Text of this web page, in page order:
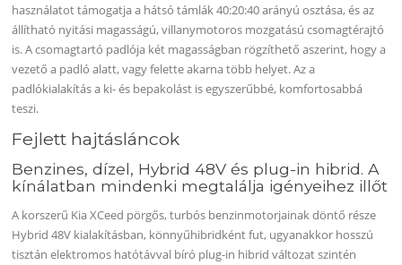
használatot támogatja a hátsó támlák 40:20:40 arányú osztása, és az
állítható nyitási magasságú, villanymotoros mozgatású csomagtérajtó
is. A csomagtartó padlója két magasságban rögzíthető aszerint, hogy a
vezető a padló alatt, vagy felette akarna több helyet. Az a
padlókialakítás a ki- és bepakolást is egyszerűbbé, komfortosabbá
teszi.
Fejlett hajtásláncok
Benzines, dízel, Hybrid 48V és plug-in hibrid. A
kínálatban mindenki megtalálja igényeihez illőt
A korszerű Kia XCeed pörgős, turbós benzinmotorjainak döntő része
Hybrid 48V kialakításban, könnyűhibridként fut, ugyanakkor hosszú
tisztán elektromos hatótávval bíró plug-in hibrid változat szintén